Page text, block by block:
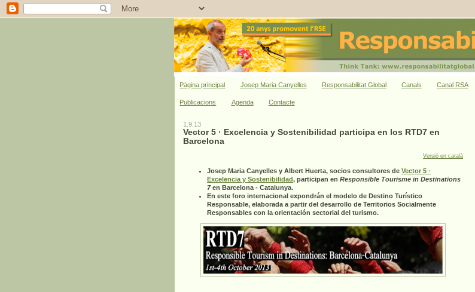
Pàgina principal Josep Maria Canyelles Responsabilitat Global Canals Canal RSA
Publicacions Agenda Contacte
1.9.13
Vector 5 · Excelencia y Sostenibilidad participa en los RTD7 en
Barcelona
Versió en català
Josep Maria Canyelles y Albert Huerta, socios consultores de Vector 5 ·
Excelencia y Sostenibilidad, participan en Responsible Tourisme in Destinations
7en Barcelona - Catalunya.
En este foro internacional expondrán el modelo de Destino Turístico
Responsable, elaborada a partir del desarrollo de Territorios Socialmente
Responsables con la orientación sectorial del turismo.